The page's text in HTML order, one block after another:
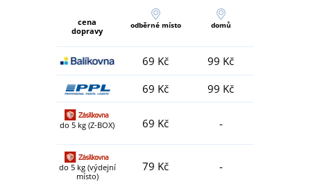
cena
dopravy
odběrné místo domů
69 Kč
99 Kč
69 Kč
99 Kč
do 5 kg (Z-BOX) 69 Kč -
do 5 kg (výdejní
místo)
79 Kč -